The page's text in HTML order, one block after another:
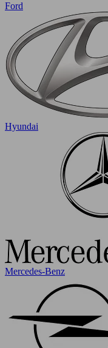
Ford
Hyundai
Mercedes-Benz